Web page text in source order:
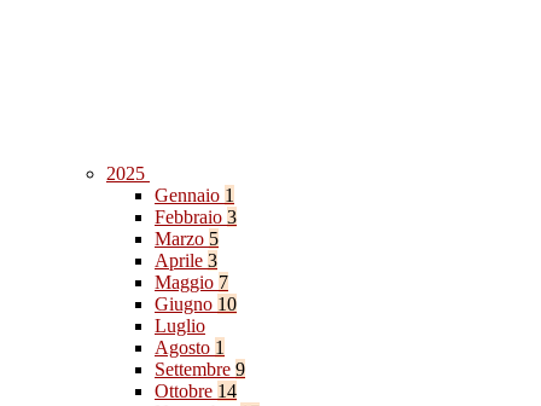
2025
Gennaio 1
Febbraio 3
Marzo 5
Aprile 3
Maggio 7
Giugno 10
Luglio
Agosto 1
Settembre 9
Ottobre 14